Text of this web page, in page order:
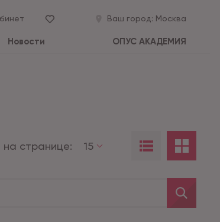
Ваш город: Москва
Новости ОПУС АКАДЕМИЯ
на странице: 15